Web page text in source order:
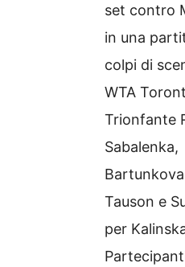
set contro
in una
colpi di
WTA
Trionfante
Sabalenka,
Tauson e
per